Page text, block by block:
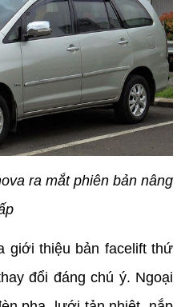
ra mắt phiên bản nâng
giới thiệu bản facelift thứ
đổi đáng chú ý. Ngoại